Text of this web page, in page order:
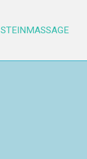
STEINMASSAGE